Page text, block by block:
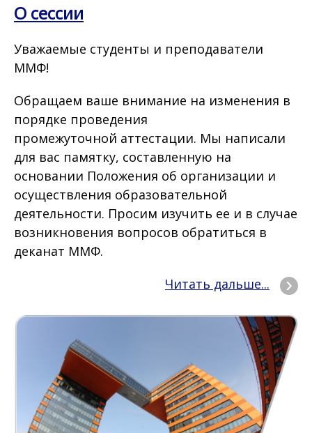
О сессии
Уважаемые студенты и преподаватели
ММФ!
Обращаем ваше внимание на изменения в
порядке проведения
промежуточной аттестации. Мы написали
для вас памятку, составленную на
основании Положения об организации и
осуществления образовательной
деятельности. Просим изучить ее и в случае
возникновения вопросов обратиться в
деканат ММФ.
Читать дальше...